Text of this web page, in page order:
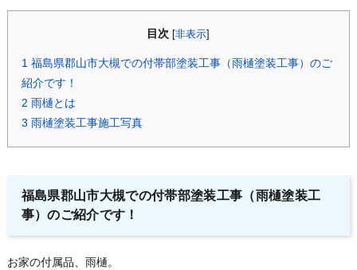
目次 [非表示
1 福島県郡山市大槻での付帯部塗装工事（雨樋塗装工事）のご
紹介です！
2 雨樋とは
3 雨樋塗装工事施工写真
福島県郡山市大槻での付帯部塗装工事（雨樋塗装工
事）のご紹介です！
お家の付属品、雨樋。